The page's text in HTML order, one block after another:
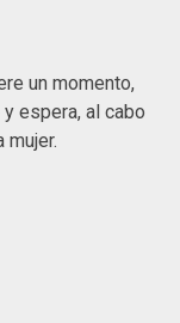
un momento,
espera, al cabo